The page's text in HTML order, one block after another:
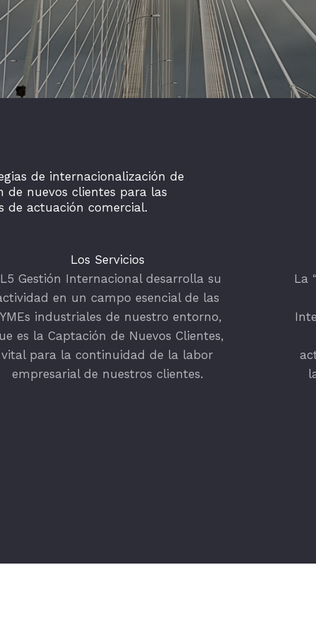
de internacionalización de
de nuevos clientes para las
de actuación comercial.
Los Servicios
Gestión Internacional desarrolla su
en un campo esencial de las
industriales de nuestro entorno,
es la Captación de Nuevos Clientes,
vital para la continuidad de la labor
empresarial de nuestros clientes.
La